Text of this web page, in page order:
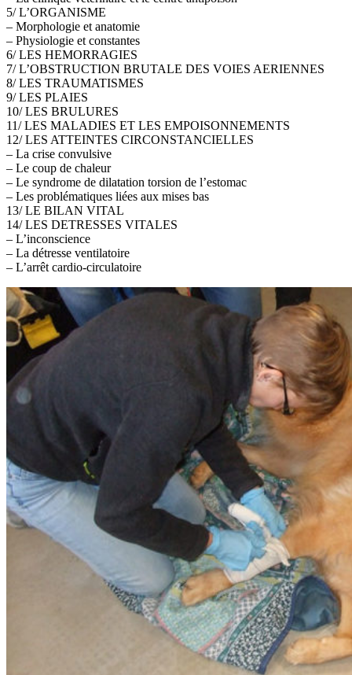
5/ L’ORGANISME
– Morphologie et anatomie
– Physiologie et constantes
6/ LES HEMORRAGIES
7/ L’OBSTRUCTION BRUTALE DES VOIES AERIENNES
8/ LES TRAUMATISMES
9/ LES PLAIES
10/ LES BRULURES
11/ LES MALADIES ET LES EMPOISONNEMENTS
12/ LES ATTEINTES CIRCONSTANCIELLES
– La crise convulsive
– Le coup de chaleur
– Le syndrome de dilatation torsion de l’estomac
– Les problématiques liées aux mises bas
13/ LE BILAN VITAL
14/ LES DETRESSES VITALES
– L’inconscience
– La détresse ventilatoire
– L’arrêt cardio-circulatoire